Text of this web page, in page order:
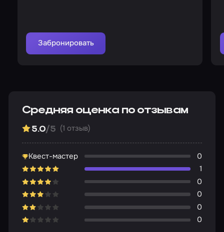
Забронировать
Средняя оценка по отзывам
5.0/5 (1 отзыв)
Квест-мастер
0
1
0
0
0
0